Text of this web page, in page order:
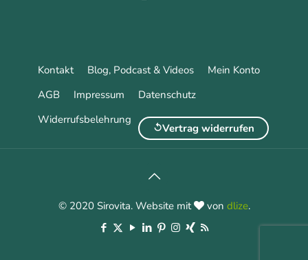
Kontakt Blog, Podcast & Videos
Mein Konto
AGB
Impressum
Datenschutz
Widerrufsbelehrung
Vertrag widerrufen
© 2020 Sirovita. Website mit von dlize.